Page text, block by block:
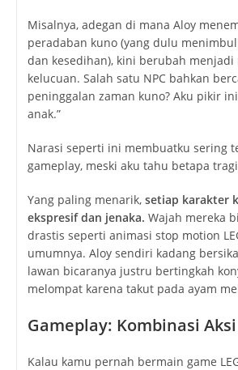
Misalnya, adegan di mana Aloy
peradaban kuno (yang dulu
dan kesedihan), kini berubah
kelucuan. Salah satu NPC bahkan
peninggalan zaman kuno? Aku pikir
anak.”
Narasi seperti ini membuatku sering
gameplay, meski aku tahu betapa
Yang paling menarik, setiap karakter
ekspresif dan jenaka. Wajah mereka
drastis seperti animasi stop motion
umumnya. Aloy sendiri kadang
lawan bicaranya justru bertingkah
melompat karena takut pada ayam
Gameplay: Kombinasi
Kalau kamu pernah bermain game